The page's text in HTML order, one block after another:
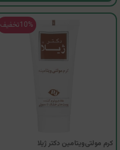
10%تخفیف
کرم مولتی‌ویتامین دکتر ژیلا